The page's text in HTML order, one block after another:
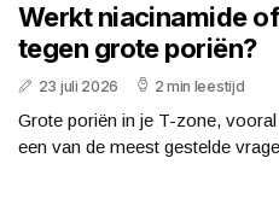
Werkt niacinamide
tegen grote poriën?
23 juli 2026 2 min leestijd
Grote poriën in je T-zone,
een van de meest gestelde